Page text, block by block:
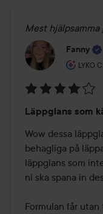
Mest
Fanny
LYKO
4
av
5
Läppglans som
Wow dessa
behagliga på
läppglans som
ni ska spana in
Formulan får